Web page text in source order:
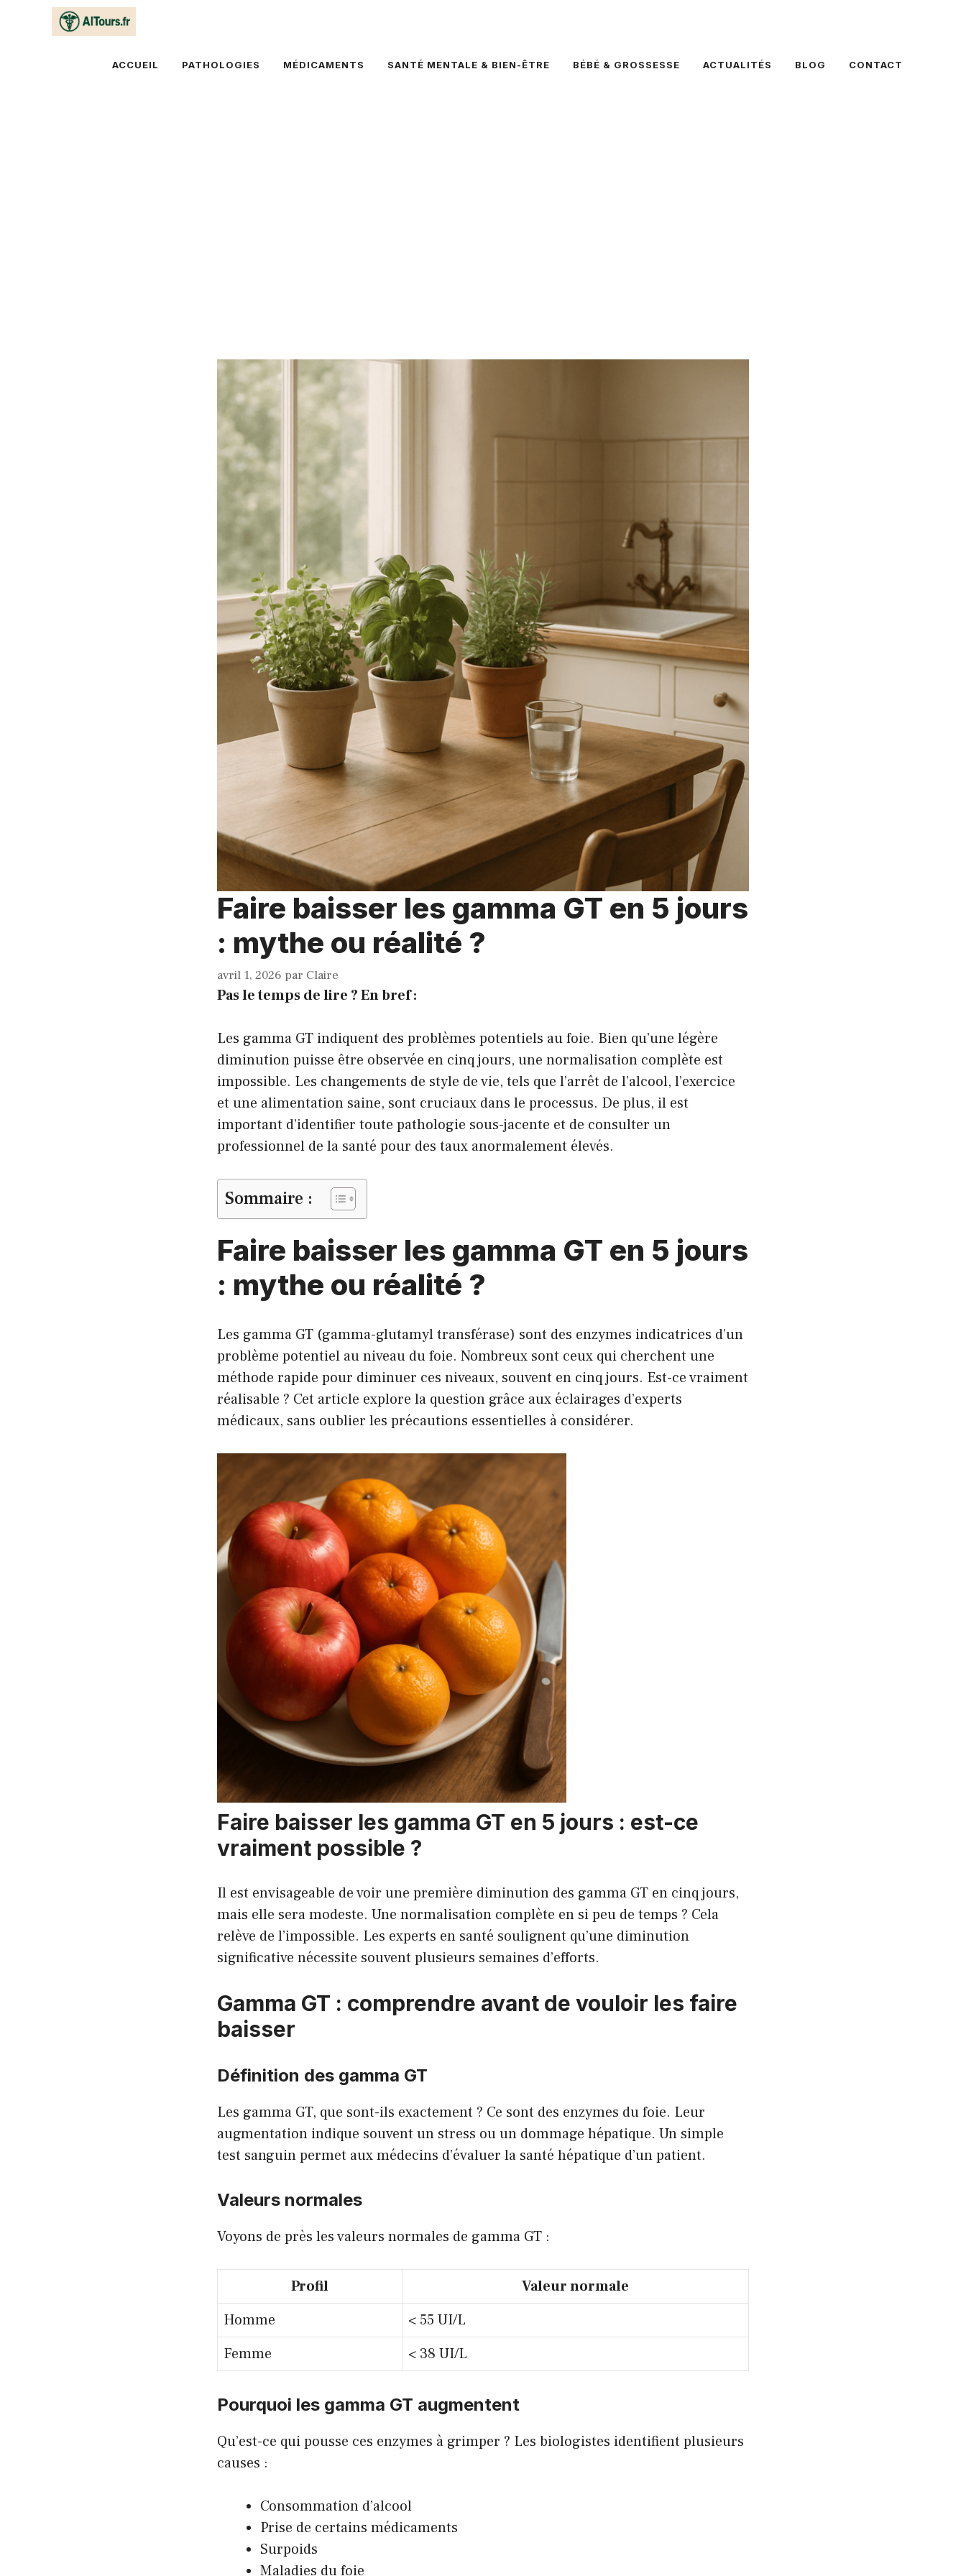
ACCUEIL PATHOLOGIES MÉDICAMENTS SANTÉ MENTALE & BIEN-ÊTRE BÉBÉ & GROSSESSE ACTUALITÉS BLOG CONTACT
Faire baisser les gamma GT en 5 jours
: mythe ou réalité ?
avril 1, 2026 par Claire
Pas le temps de lire ? En bref :
Les gamma GT indiquent des problèmes potentiels au foie. Bien qu’une légère
diminution puisse être observée en cinq jours, une normalisation complète est
impossible. Les changements de style de vie, tels que l’arrêt de l’alcool, l’exercice
et une alimentation saine, sont cruciaux dans le processus. De plus, il est
important d’identifier toute pathologie sous-jacente et de consulter un
professionnel de la santé pour des taux anormalement élevés.
Sommaire :
Faire baisser les gamma GT en 5 jours
: mythe ou réalité ?
Les gamma GT (gamma-glutamyl transférase) sont des enzymes indicatrices d’un
problème potentiel au niveau du foie. Nombreux sont ceux qui cherchent une
méthode rapide pour diminuer ces niveaux, souvent en cinq jours. Est-ce vraiment
réalisable ? Cet article explore la question grâce aux éclairages d’experts
médicaux, sans oublier les précautions essentielles à considérer.
Faire baisser les gamma GT en 5 jours : est-ce
vraiment possible ?
Il est envisageable de voir une première diminution des gamma GT en cinq jours,
mais elle sera modeste. Une normalisation complète en si peu de temps ? Cela
relève de l’impossible. Les experts en santé soulignent qu’une diminution
significative nécessite souvent plusieurs semaines d’efforts.
Gamma GT : comprendre avant de vouloir les faire
baisser
Définition des gamma GT
Les gamma GT, que sont-ils exactement ? Ce sont des enzymes du foie. Leur
augmentation indique souvent un stress ou un dommage hépatique. Un simple
test sanguin permet aux médecins d’évaluer la santé hépatique d’un patient.
Valeurs normales
Voyons de près les valeurs normales de gamma GT :
Profil
Valeur normale
Homme
< 55 UI/L
Femme
< 38 UI/L
Pourquoi les gamma GT augmentent
Qu’est-ce qui pousse ces enzymes à grimper ? Les biologistes identifient plusieurs
causes :
Consommation d’alcool
Prise de certains médicaments
Surpoids
Maladies du foie